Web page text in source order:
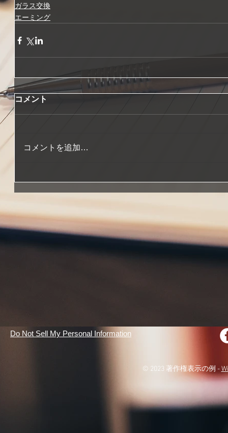
ガラス交換
エーミング
コメント
コメントを追加…
Do Not Sell My Personal Information
© 2023 著作権表示の例 -